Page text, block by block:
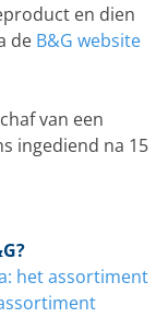
en dien
de B&G website
van een
ingediend na 15
het assortiment